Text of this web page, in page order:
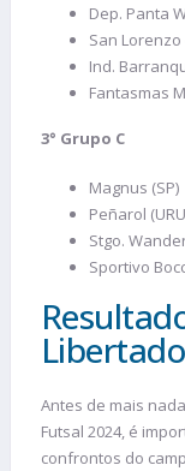
Dep. Panta
San Lorenzo
Ind.
Fantasmas
3° Grupo C
Magnus (SP)
Peñarol
Stgo.
Sportivo
Antes de mais
Futsal 2024, é
confrontos do